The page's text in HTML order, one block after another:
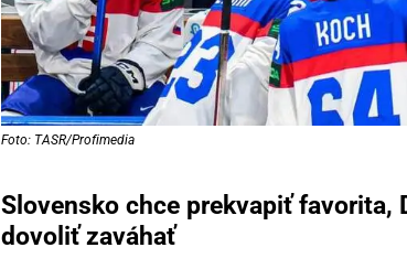
Foto: TASR/Profimedia
Slovensko chce prekvapiť favorita,
dovoliť zaváhať